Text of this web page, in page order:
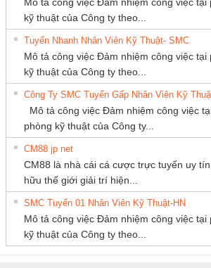
An Toàn
Contact
– PSR-
SCP-
FSP/2X1/1X2
sát chuỗi
tấm pin
16I+
(2502520000)
Bộ giám sát chuỗi
tấm pin
TRANSCLINIC 16I+
1K5 L (2433950000)
Bộ
điện TRANSCLINIC
BKE 1K5.4
(7791400879)2. Giá
Nẹp
TY CỔ
DÂY VÀ
ĐIỆN
ĐÌNH
CÔNG TY TNHH
KINH DOANH
DỊCH VỤ XNK
PHƯƠNG NAM
TY TNHH
BỊ CÔNG
NIHON
VIỆT
Thiết Bị Điện Nam
Quốc Thịnh
kỹ thuật của Công ty theo...
Tuyển Nhanh Nhân Viên Kỹ Thuật- SMC
Mô tả công việc Đảm nhiệm công việc tại
kỹ thuật của Công ty theo...
Mô tả công việc Đảm nhiệm công việc
phòng kỹ thuật của Công ty...
CM88 jp net
CM88 là nhà cái cá cược trực tuyến uy
hữu thế giới giải trí hiện...
SMC Tuyển 01 Nhân Viên Kỹ Thuật-HN
Mô tả công việc Đảm nhiệm công việc tại
kỹ thuật của Công ty theo...